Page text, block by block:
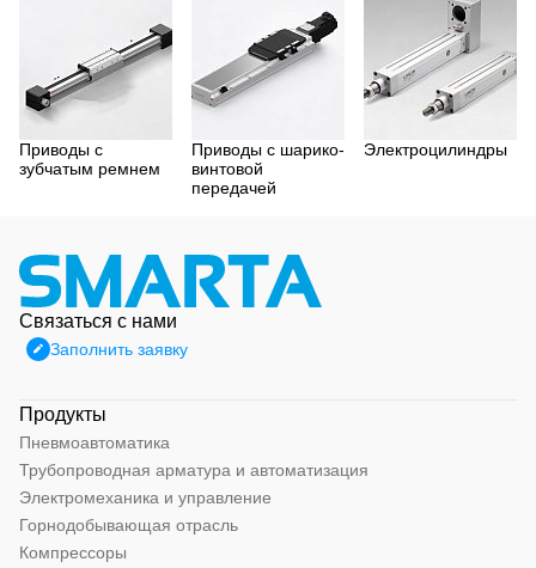
Приводы с
зубчатым ремнем
Приводы с шарико-
винтовой
передачей
Электроцилиндры
Связаться с нами
Заполнить заявку
Продукты
Пневмоавтоматика
Трубопроводная арматура и автоматизация
Электромеханика и управление
Горнодобывающая отрасль
Компрессоры